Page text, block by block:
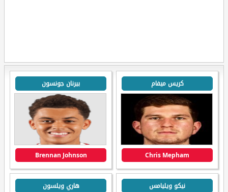
كريس ميفام
Chris Mepham
بيرنان جونسون
Brennan Johnson
نيكو ويليامس هاري ويلسون